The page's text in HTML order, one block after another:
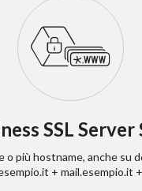
SSL Server
o più hostname, anche su
+ mail.esempio.it